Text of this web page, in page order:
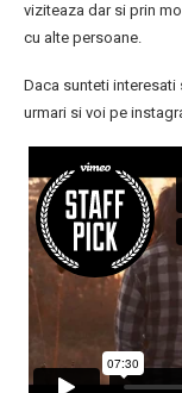
viziteaza dar si prin
cu alte persoane.
Daca sunteti
urmari si voi pe